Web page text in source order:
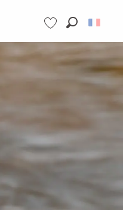
Voir les favoris